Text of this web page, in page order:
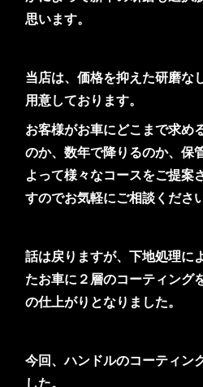
思います。
当店は、価格を抑えた研磨な
用意しております。
お客様がお車にどこまで求め
のか、数年で降りるのか、保
よって様々なコースをご提案
すのでお気軽にご相談ください
話は戻りますが、下地処理に
たお車に２層のコーティング
の仕上がりとなりました。
今回、ハンドルのコーティン
した。